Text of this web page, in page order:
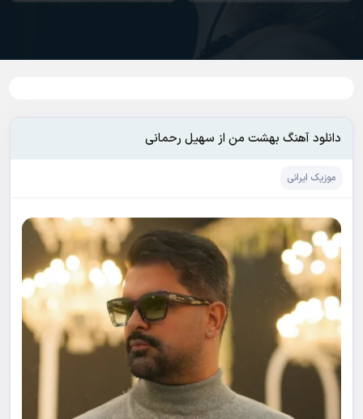
دانلود آهنگ بهشت من از سهیل رحمانی
موزیک ایرانی